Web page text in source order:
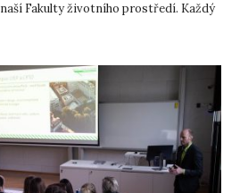
Fakulty životního prostředí. Každý